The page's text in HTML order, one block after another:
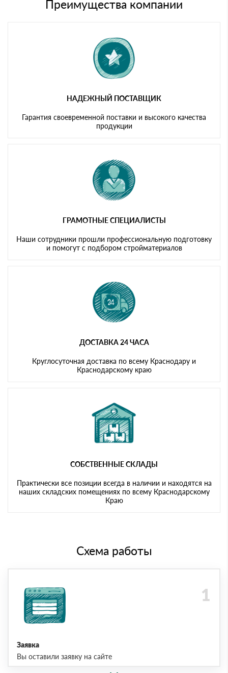
Преимущества компании
НАДЕЖНЫЙ ПОСТАВЩИК
Гарантия своевременной поставки и высокого качества
продукции
ГРАМОТНЫЕ СПЕЦИАЛИСТЫ
Наши сотрудники прошли профессиональную подготовку
и помогут с подбором стройматериалов
ДОСТАВКА 24 ЧАСА
Круглосуточная доставка по всему Краснодару и
Краснодарскому краю
СОБСТВЕННЫЕ СКЛАДЫ
Практически все позиции всегда в наличии и находятся на
наших складских помещениях по всему Краснодарскому
Краю
Схема работы
Заявка
Вы оставили заявку на сайте